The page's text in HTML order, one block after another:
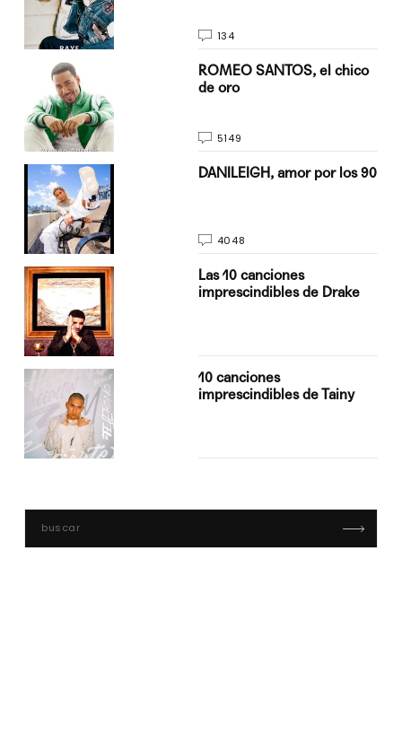
134
ROMEO SANTOS, el chico
de oro
5149
DANILEIGH, amor por los 90
4048
Las 10 canciones
imprescindibles de Drake
10 canciones
imprescindibles de Tainy